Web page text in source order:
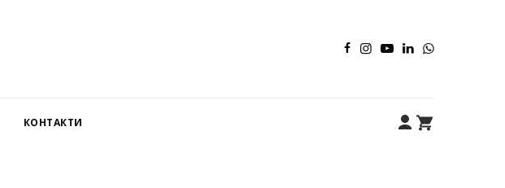
КОНТАКТИ